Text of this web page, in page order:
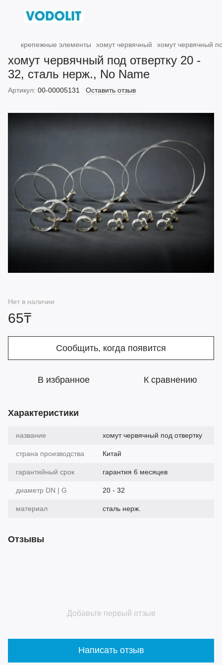
крепежные элементы хомут червячный хомут червячный
хомут червячный под отвертку 20 -
32, сталь нерж., No Name
Артикул: 00-00005131 Оставить отзыв
Нет в наличии
65₸
Сообщить, когда появится
В избранное К сравнению
Характеристики
название хомут червячный под отвертку
страна производства Китай
гарантийный срок гарантия 6 месяцев
диаметр DN | G 20 - 32
материал сталь нерж.
Отзывы
Добавьте первый отзыв
Написать отзыв